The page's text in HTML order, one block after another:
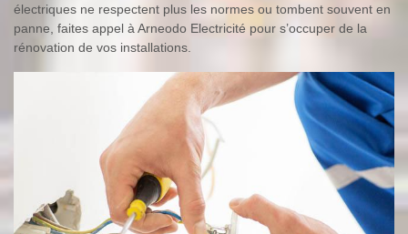
électriques ne respectent plus les normes ou tombent souvent en
panne, faites appel à Arneodo Electricité pour s’occuper de la
rénovation de vos installations.